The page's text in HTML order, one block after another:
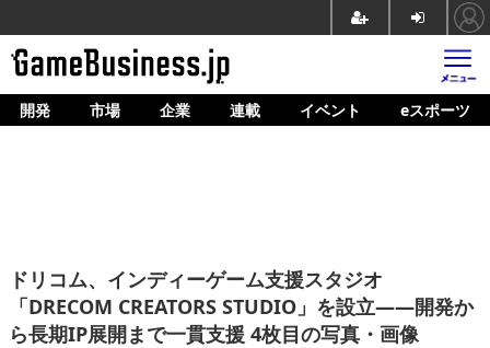
ホーム
企業動向
人材育成
開発 市場 企業 連載 イベント eスポーツ
ドリコム、インディーゲーム支援スタジオ
「DRECOM CREATORS STUDIO」を設立——開発か
ら長期IP展開まで一貫支援 4枚目の写真・画像